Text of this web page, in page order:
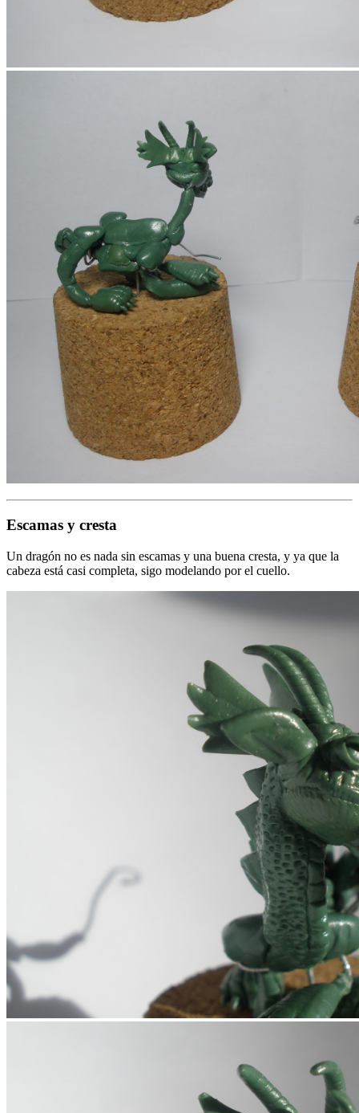
Escamas y cresta
Un dragón no es nada sin escamas y una buena cresta, y ya que la
cabeza está casi completa, sigo modelando por el cuello.